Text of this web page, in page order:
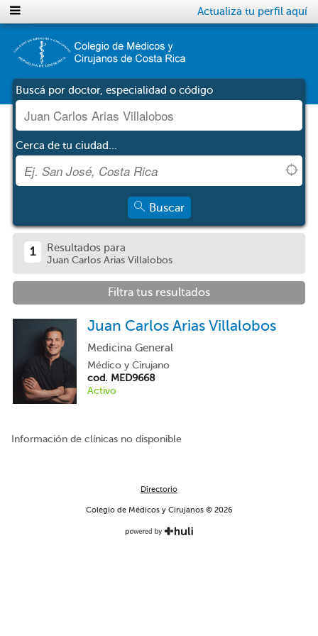
Actualiza tu perfil aquí
Buscá por doctor, especialidad o código
Cerca de tu ciudad...
Buscar
1 Resultados para
Juan Carlos Arias Villalobos
Filtra tus resultados
Juan Carlos Arias Villalobos
Medicina General
Médico y Cirujano
cod. MED9668
Activo
Información de clínicas no disponible
Directorio
Colegio de Médicos y Cirujanos © 2026